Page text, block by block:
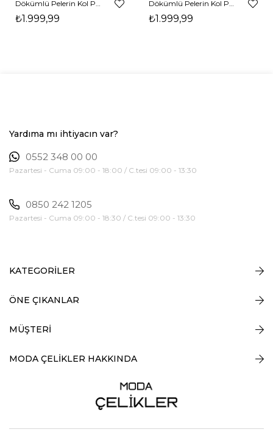
₺1.999,99 ₺1.999,99
Yardıma mı ihtiyacın var?
0552 348 00 00
Pazartesi - Cuma 09:00 - 18:00 / C.tesi 09:00 - 13:30
0850 242 1205
Pazartesi - Cuma 09:00 - 18:30 / C.tesi 09:00 - 13:30
KATEGORİLER
ÖNE ÇIKANLAR
MÜŞTERİ
MODA ÇELİKLER HAKKINDA